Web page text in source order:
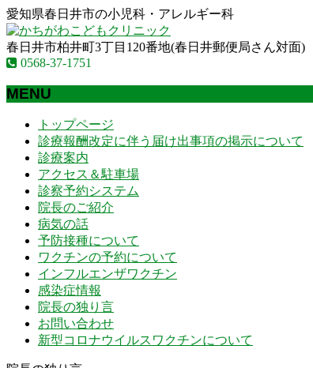
愛知県春日井市の小児科・アレルギー科
春日井市柏井町3丁目120番地(春日井郵便局さん対面)
0568-37-1751
MENU
トップページ
診療報酬改定に伴う届け出事項の掲示について
診療案内
アクセス＆駐車場
診察予約システム
院長のご紹介
病気の話
予防接種について
ワクチンの予約について
インフルエンザワクチン
感染症情報
院長の独り言
お問い合わせ
新型コロナウイルスワクチンについて